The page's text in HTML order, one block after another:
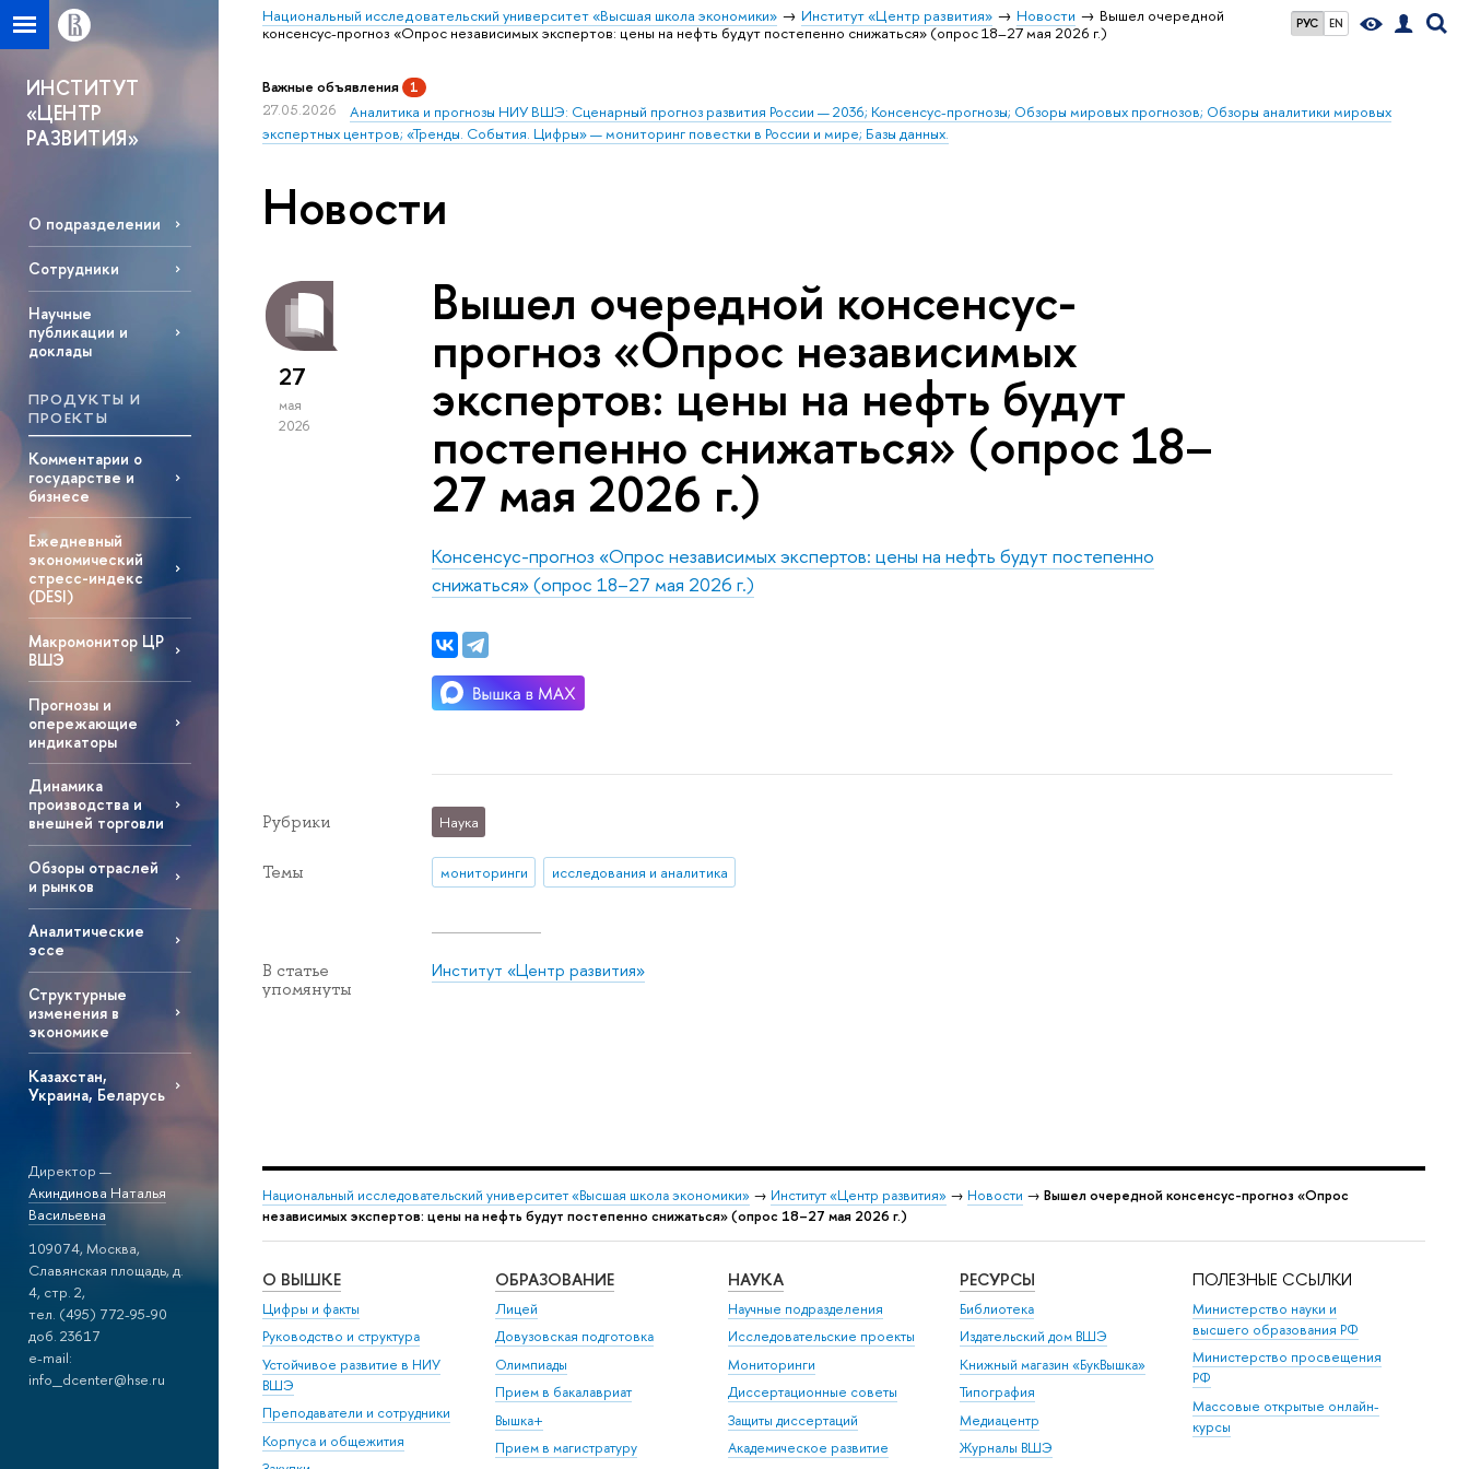
РУС EN
Национальный исследовательский университет «Высшая школа экономики» Институт «Центр развития» Новости
Вышел очередной
консенсус-прогноз «Опрос независимых экспертов: цены на нефть будут постепенно снижаться» (опрос 18–27 мая 2026 г.)
ИНСТИТУТ
«ЦЕНТР
РАЗВИТИЯ»
О подразделении
Сотрудники
Научные
публикации и
доклады
ПРОДУКТЫ И
ПРОЕКТЫ
Комментарии о
государстве и
бизнесе
Ежедневный
экономический
стресс-индекс
(DESI)
Макромонитор ЦР
ВШЭ
Прогнозы и
опережающие
индикаторы
Динамика
производства и
внешней торговли
Обзоры отраслей
и рынков
Аналитические
эссе
Структурные
изменения в
экономике
Казахстан,
Украина, Беларусь
Директор —
Акиндинова Наталья
Васильевна
109074, Москва,
Славянская площадь, д.
4, стр. 2,
тел. (495) 772-95-90
доб. 23617
e-mail:
info_dcenter@hse.ru
Важные объявления 1
27.05.2026
Аналитика и прогнозы НИУ ВШЭ: Сценарный прогноз развития России — 2036; Консенсус-прогнозы; Обзоры мировых прогнозов; Обзоры аналитики мировых
экспертных центров; «Тренды. События. Цифры» — мониторинг повестки в России и мире; Базы данных.
Новости
27
мая
2026
Вышел очередной консенсус-
прогноз «Опрос независимых
экспертов: цены на нефть будут
постепенно снижаться» (опрос 18–
27 мая 2026 г.)
Консенсус-прогноз «Опрос независимых экспертов: цены на нефть будут постепенно
снижаться» (опрос 18–27 мая 2026 г.)
Рубрики Наука
Темы мониторинги исследования и аналитика
В статье
упомянуты
Институт «Центр развития»
Национальный исследовательский университет «Высшая школа экономики» → Институт «Центр развития» → Новости → Вышел очередной консенсус-прогноз «Опрос
независимых экспертов: цены на нефть будут постепенно снижаться» (опрос 18–27 мая 2026 г.)
О ВЫШКЕ
Цифры и факты
Руководство и структура
Устойчивое развитие в НИУ
ВШЭ
Преподаватели и сотрудники
Корпуса и общежития
ОБРАЗОВАНИЕ
Лицей
Довузовская подготовка
Олимпиады
Прием в бакалавриат
Вышка+
Прием в магистратуру
НАУКА
Научные подразделения
Исследовательские проекты
Мониторинги
Диссертационные советы
Защиты диссертаций
Академическое развитие
РЕСУРСЫ
Библиотека
Издательский дом ВШЭ
Книжный магазин «БукВышка»
Типография
Медиацентр
Журналы ВШЭ
ПОЛЕЗНЫЕ ССЫЛКИ
Министерство науки и
высшего образования РФ
Министерство просвещения
РФ
Массовые открытые онлайн-
курсы